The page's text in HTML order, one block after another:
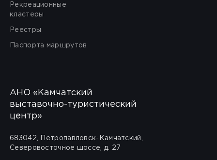
Рекреационные
кластеры
Реестры
Паспорта маршрутов
АНО «Камчатский
выставочно-туристический
центр»
683042, Петропавловск-Камчатский,
Северовосточное шоссе, д. 27